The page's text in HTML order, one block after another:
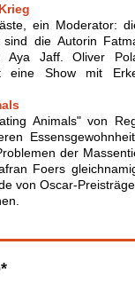
ein Moderator:
die Autorin
Aya Jaff. Oliver
Show mit
Animals" von
der
Foers
von Oscar-